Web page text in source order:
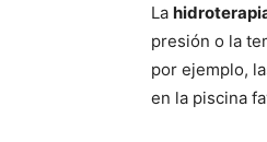
La
presión o la
por ejemplo,
en la piscina